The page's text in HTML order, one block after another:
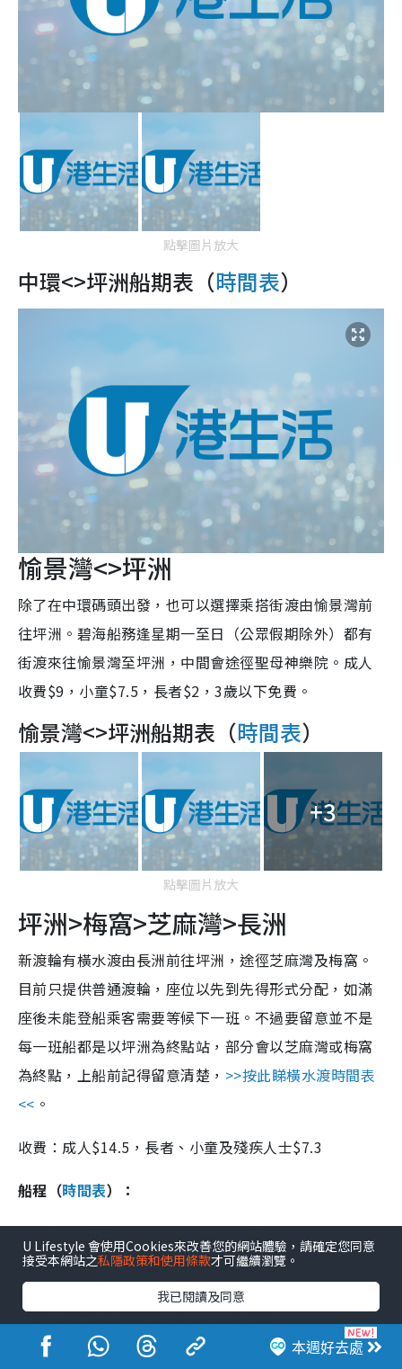
點擊圖片放大
中環<>坪洲船期表（時間表）
愉景灣<>坪洲
除了在中環碼頭出發，也可以選擇乘搭街渡由愉景灣前
往坪洲。碧海船務逢星期一至日（公眾假期除外）都有
街渡來往愉景灣至坪洲，中間會途徑聖母神樂院。成人
收費$9，小童$7.5，長者$2，3歲以下免費。
愉景灣<>坪洲船期表（時間表）
+3
點擊圖片放大
坪洲>梅窩>芝麻灣>長洲
新渡輪有橫水渡由長洲前往坪洲，途徑芝麻灣及梅窩。
目前只提供普通渡輪，座位以先到先得形式分配，如滿
座後未能登船乘客需要等候下一班。不過要留意並不是
每一班船都是以坪洲為終點站，部分會以芝麻灣或梅窩
為終點，上船前記得留意清楚， >>按此睇橫水渡時間表
<< 。
收費：成人$14.5，長者、小童及殘疾人士$7.3
船程（時間表）：
坪洲碼頭>梅窩碼頭：約 18 - 20 分鐘
梅窩碼頭>芝麻灣碼頭：約 13 - 15 分鐘
芝麻灣碼頭>長洲碼頭：約 18 - 20 分鐘
長洲碼頭>梅窩碼頭：約 31 - 35 分鐘
本週好去處
U Lifestyle 會使用Cookies來改善您的網站體驗，請確定您同意
接受本網站之私隱政策和使用條款才可繼續瀏覽。
我已閱讀及同意